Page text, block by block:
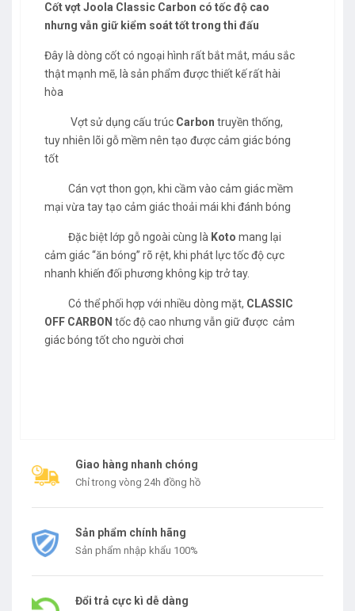
Cốt vợt Joola Classic Carbon có tốc độ cao
nhưng vẫn giữ kiểm soát tốt trong thi đấu
Đây là dòng cốt có ngoại hình rất bắt mắt, máu sắc
thật mạnh mẽ, là sản phẩm được thiết kế rất hài
hòa
Vợt sử dụng cấu trúc Carbon truyền thống,
tuy nhiên lõi gỗ mềm nên tạo được cảm giác bóng
tốt
Cán vợt thon gọn, khi cầm vào cảm giác mềm
mại vừa tay tạo cảm giác thoải mái khi đánh bóng
Đặc biệt lớp gỗ ngoài cùng là Koto mang lại
cảm giác “ăn bóng” rõ rệt, khi phát lực tốc độ cực
nhanh khiến đối phương không kịp trở tay.
Có thể phối hợp với nhiều dòng mặt, CLASSIC
OFF CARBON tốc độ cao nhưng vẫn giữ được cảm
giác bóng tốt cho người chơi
Giao hàng nhanh chóng
Chỉ trong vòng 24h đồng hồ
Sản phẩm chính hãng
Sản phẩm nhập khẩu 100%
Đổi trả cực kì dễ dàng